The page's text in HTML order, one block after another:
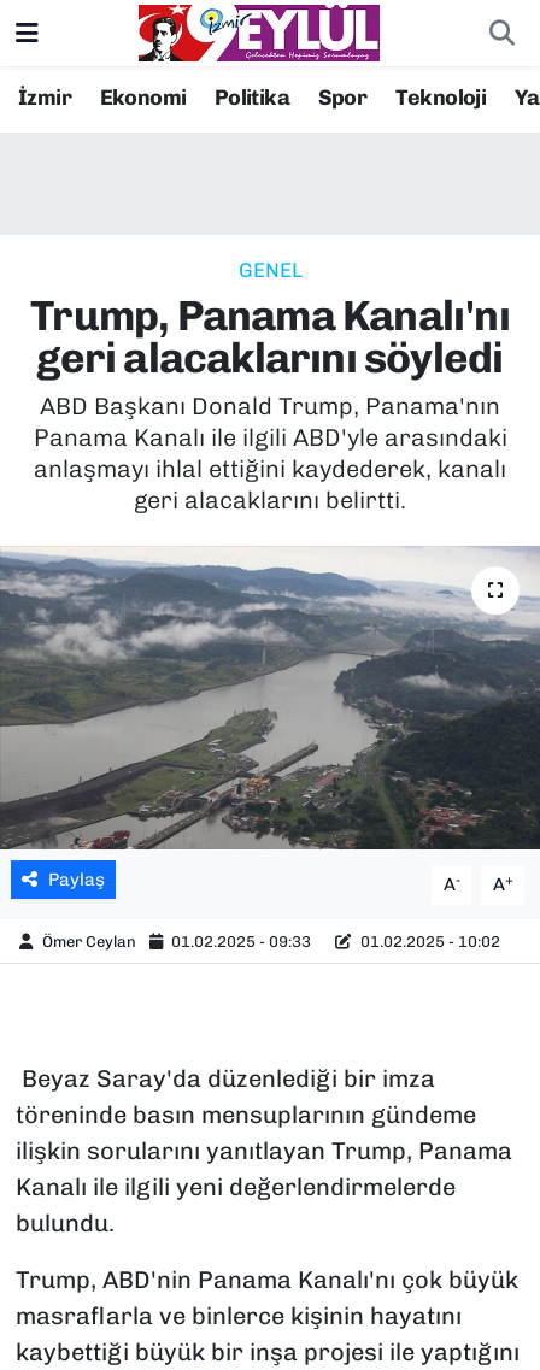
İzmir Ekonomi Politika Spor Teknoloji
GENEL
Trump, Panama Kanalı'nı
geri alacaklarını söyledi
ABD Başkanı Donald Trump, Panama'nın
Panama Kanalı ile ilgili ABD'yle arasındaki
anlaşmayı ihlal ettiğini kaydederek, kanalı
geri alacaklarını belirtti.
Paylaş A- A+
Ömer Ceylan 01.02.2025 - 09:33 01.02.2025 - 10:02
Beyaz Saray'da düzenlediği bir imza
töreninde basın mensuplarının gündeme
ilişkin sorularını yanıtlayan Trump, Panama
Kanalı ile ilgili yeni değerlendirmelerde
bulundu.
Trump, ABD'nin Panama Kanalı'nı çok büyük
masraflarla ve binlerce kişinin hayatını
kaybettiği büyük bir inşa projesi ile yaptığını
Resmi İlanlar
EKONOMİ
KÜLTÜR SANAT
MAGAZİN
SAĞLIK
SPOR
TEKNOLOJİ
YAŞAM
YEREL YÖNETİMLER
Konak Nöbetçi Eczaneler
Süper Lig Puan Durumu ve Fikstür
Tüm Manşetler
Son Dakika Haberleri
Haber Arşivi